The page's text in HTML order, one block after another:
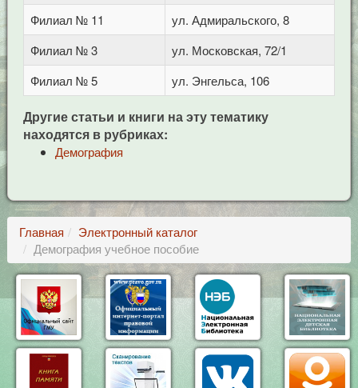
Филиал № 11
ул. Адмиральского, 8
Филиал № 3
ул. Московская, 72/1
Филиал № 5
ул. Энгельса, 106
Другие статьи и книги на эту тематику
находятся в рубриках:
Демография
Главная
Электронный каталог
Демография учебное пособие